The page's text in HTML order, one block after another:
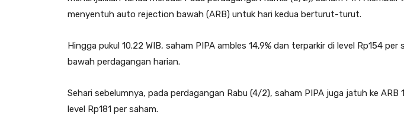
menyentuh auto rejection bawah (ARB) untuk hari kedua berturut-turut.
Hingga pukul 10.22 WIB, saham PIPA ambles 14,9% dan terparkir di level Rp154
bawah perdagangan harian.
Sehari sebelumnya, pada perdagangan Rabu (4/2), saham PIPA juga jatuh ke ARB
level Rp181 per saham.